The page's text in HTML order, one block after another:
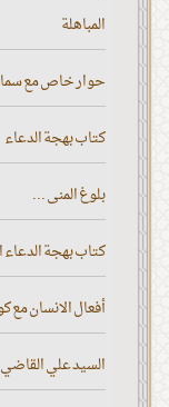
المباهلة
حوار خاص مع
كتاب بهجة الدعاء
بلوغ المنى ...
كتاب بهجة الدعاء
أفعال الانسان مع
السيد علي القاضي